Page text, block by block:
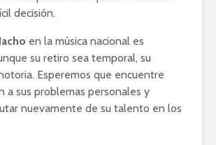
decisión.
en la música nacional es
su retiro sea temporal, su
Esperemos que encuentre
a sus problemas personales y
nuevamente de su talento en los